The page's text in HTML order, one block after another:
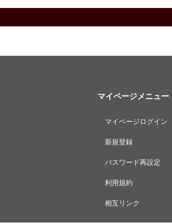
マイページメニュー
マイページログイン
新規登録
パスワード再設定
利用規約
相互リンク